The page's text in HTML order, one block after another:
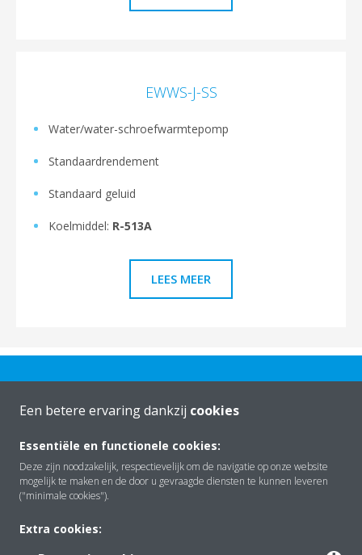
EWWS-J-SS
Water/water-schroefwarmtepomp
Standaardrendement
Standaard geluid
Koelmiddel: R-513A
LEES MEER
Over Daikin
Een betere ervaring dankzij cookies
Essentiële en functionele cookies:
Deze zijn noodzakelijk, respectievelijk om de navigatie op onze website
mogelijk te maken en de door u gevraagde diensten te kunnen leveren
("minimale cookies").
Extra cookies: